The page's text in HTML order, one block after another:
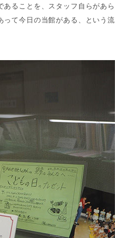
ることを、スタッフ自らがあら
て今日の当館がある、という流